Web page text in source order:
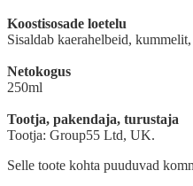
Koostisosade loetelu
Sisaldab kaerahelbeid,
Netokogus
250ml
Tootja, pakendaja, turustaja
Tootja: Group55 Ltd, UK.
Selle toote kohta puuduvad